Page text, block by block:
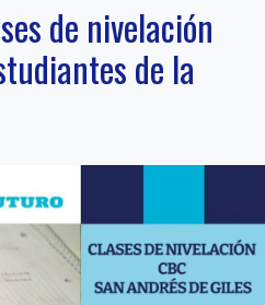
de nivelación
de la